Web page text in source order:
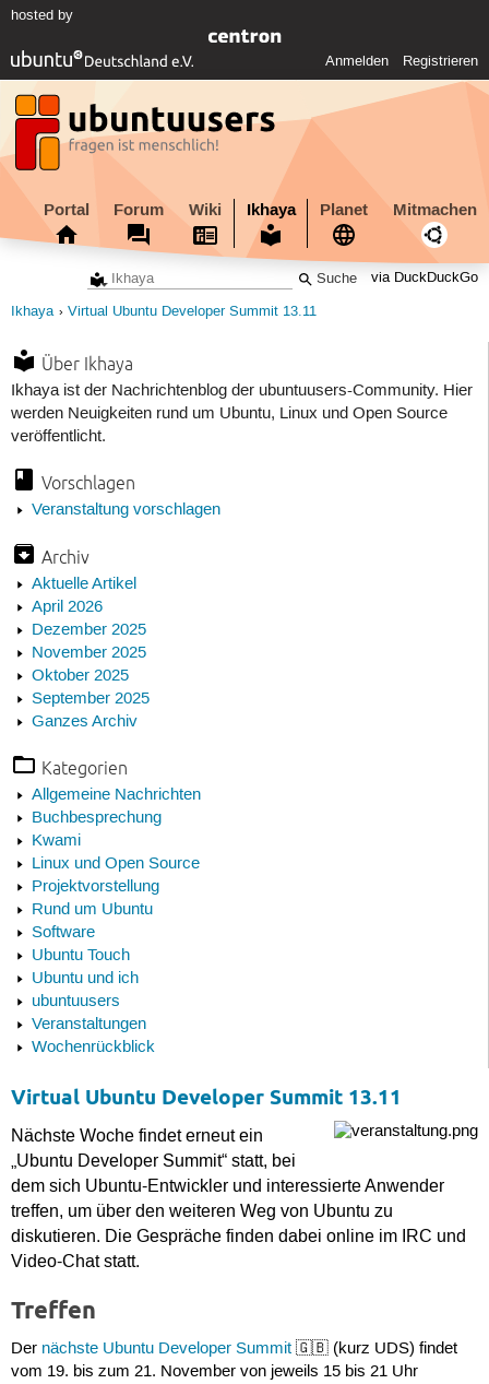
hosted by
Anmelden Registrieren
Portal Forum Wiki Ikhaya Planet Mitmachen
via DuckDuckGo
Ikhaya Virtual Ubuntu Developer Summit 13.11
Über Ikhaya
Ikhaya ist der Nachrichtenblog der ubuntuusers-Community. Hier
werden Neuigkeiten rund um Ubuntu, Linux und Open Source
veröffentlicht.
Vorschlagen
Veranstaltung vorschlagen
Archiv
Aktuelle Artikel
April 2026
Dezember 2025
November 2025
Oktober 2025
September 2025
Ganzes Archiv
Kategorien
Allgemeine Nachrichten
Buchbesprechung
Kwami
Linux und Open Source
Projektvorstellung
Rund um Ubuntu
Software
Ubuntu Touch
Ubuntu und ich
ubuntuusers
Veranstaltungen
Wochenrückblick
Virtual Ubuntu Developer Summit 13.11
Nächste Woche findet erneut ein
„Ubuntu Developer Summit“ statt, bei
dem sich Ubuntu-Entwickler und interessierte Anwender
treffen, um über den weiteren Weg von Ubuntu zu
diskutieren. Die Gespräche finden dabei online im IRC und
Video-Chat statt.
Treffen
Der nächste Ubuntu Developer Summit🇬🇧 (kurz UDS) findet
vom 19. bis zum 21. November von jeweils 15 bis 21 Uhr